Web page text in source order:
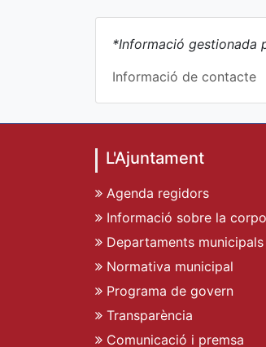
*Informació gestionada
Informació de contacte
L'Ajuntament
Agenda regidors
Informació sobre la
Departaments municipals
Normativa municipal
Programa de govern
Transparència
Comunicació i premsa